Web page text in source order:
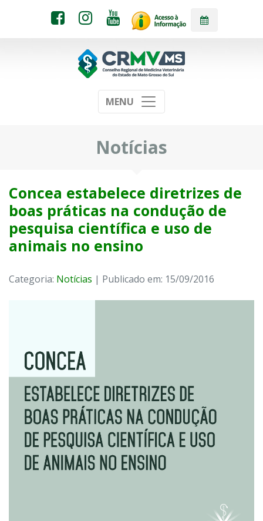
MENU
Notícias
Concea estabelece diretrizes de
boas práticas na condução de
pesquisa científica e uso de
animais no ensino
Categoria: Notícias | Publicado em: 15/09/2016